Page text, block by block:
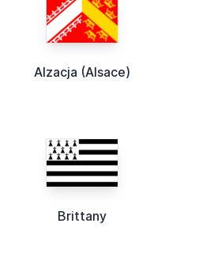
Alzacja (Alsace)
Brittany